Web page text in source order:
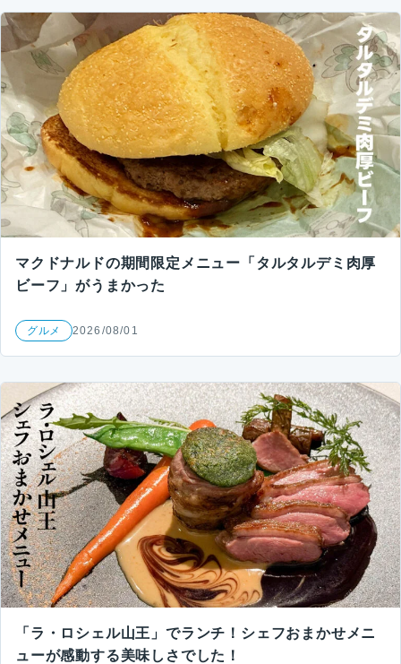
マクドナルドの期間限定メニュー「タルタルデミ肉厚
ビーフ」がうまかった
グルメ 2026/08/01
「ラ・ロシェル山王」でランチ！シェフおまかせメニ
ューが感動する美味しさでした！